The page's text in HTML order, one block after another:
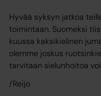
Hyvää syksyn jatkoa
toimintaan. Suomeksi
kuussa kaksikielinen
olemme joskus
tarvitaan sielunhoitoa
/Reijo